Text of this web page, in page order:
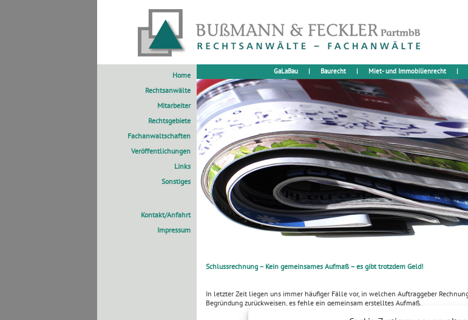
Home
Rechtsanwälte
Mitarbeiter
Rechtsgebiete
Fachanwaltschaften
Veröffentlichungen
Links
Sonstiges
Kontakt/Anfahrt
Impressum
GaLaBau | Baurecht | Miet- und Immobilienrecht |
Schlussrechnung – Kein gemeinsames Aufmaß – es gibt trotzdem Geld!
In letzter Zeit liegen uns immer häufiger Fälle vor, in welchen Auftraggeber
Begründung zurückweisen, es fehle ein gemeinsam erstelltes Aufmaß.